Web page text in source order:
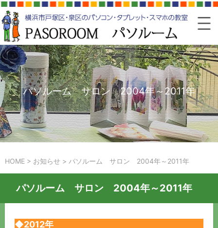
パソルーム サロン 2004年～2011年
HOME > お知らせ > パソルーム サロン 2004年～2011年
パソルーム サロン 2004年～2011年
◆2012年